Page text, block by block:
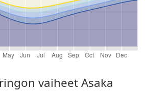
vaiheet Asaka